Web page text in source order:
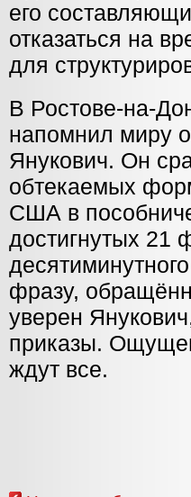
его
отказаться на
для
В Ростове-на-
напомнил миру
Янукович. Он
обтекаемых
США в
достигнутых 21
фразу,
уверен
приказы.
ждут все.